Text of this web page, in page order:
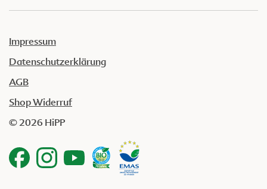
Impressum
Datenschutzerklärung
AGB
Shop Widerruf
© 2026 HiPP